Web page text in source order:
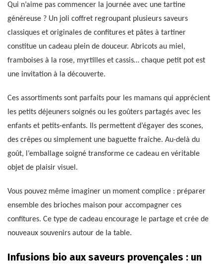
Qui n’aime pas commencer la journée avec une tartine
généreuse ? Un joli coffret regroupant plusieurs saveurs
classiques et originales de confitures et pâtes à tartiner
constitue un cadeau plein de douceur. Abricots au miel,
framboises à la rose, myrtilles et cassis… chaque petit pot est
une invitation à la découverte.
Ces assortiments sont parfaits pour les mamans qui apprécient
les petits déjeuners soignés ou les goûters partagés avec les
enfants et petits-enfants. Ils permettent d’égayer des scones,
des crêpes ou simplement une baguette fraîche. Au-delà du
goût, l’emballage soigné transforme ce cadeau en véritable
objet de plaisir visuel.
Vous pouvez même imaginer un moment complice : préparer
ensemble des brioches maison pour accompagner ces
confitures. Ce type de cadeau encourage le partage et crée de
nouveaux souvenirs autour de la table.
Infusions bio aux saveurs provençales : un